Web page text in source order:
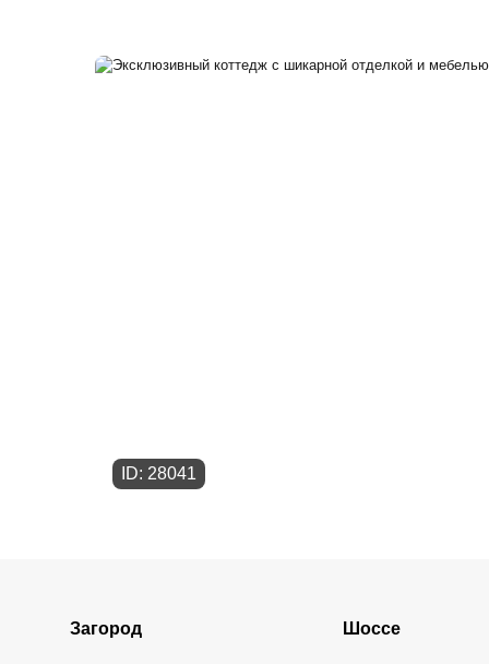
ID: 28041
Загород Шоссе